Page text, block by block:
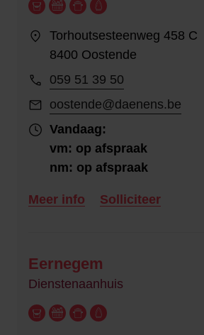
Torhoutsesteenweg 458 C
8400 Oostende
059 51 39 50
oostende@daenens.be
Vandaag:
vm: op afspraak
nm: op afspraak
Meer info Solliciteer
Eernegem
Dienstenaanhuis